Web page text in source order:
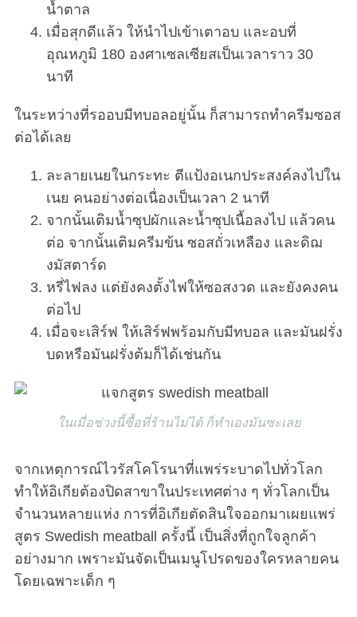
น้ำตาล
เมื่อสุกดีแล้ว ให้นำไปเข้าเตาอบ และอบที่
อุณหภูมิ 180 องศาเซลเซียสเป็นเวลาราว 30
นาที
ในระหว่างที่รออบมีทบอลอยู่นั้น ก็สามารถทำครีมซอส
ต่อได้เลย
ละลายเนยในกระทะ ตีแป้งอเนกประสงค์ลงไปใน
เนย คนอย่างต่อเนื่องเป็นเวลา 2 นาที
จากนั้นเติมน้ำซุปผักและน้ำซุปเนื้อลงไป แล้วคน
ต่อ จากนั้นเติมครีมข้น ซอสถั่วเหลือง และดิฌ
งมัสตาร์ด
หรี่ไฟลง แต่ยังคงตั้งไฟให้ซอสงวด และยังคงคน
ต่อไป
เมื่อจะเสิร์ฟ ให้เสิร์ฟพร้อมกับมีทบอล และมันฝรั่ง
บดหรือมันฝรั่งต้มก็ได้เช่นกัน
ในเมื่อช่วงนี้ซื้อที่ร้านไม่ได้ ก็ทำเองมันซะเลย
จากเหตุการณ์ไวรัสโคโรนาที่แพร่ระบาดไปทั่วโลก
ทำให้อิเกียต้องปิดสาขาในประเทศต่าง ๆ ทั่วโลกเป็น
จำนวนหลายแห่ง การที่อิเกียตัดสินใจออกมาเผยแพร่
สูตร Swedish meatball ครั้งนี้ เป็นสิ่งที่ถูกใจลูกค้า
อย่างมาก เพราะมันจัดเป็นเมนูโปรดของใครหลายคน
โดยเฉพาะเด็ก ๆ
e
a
c
h
o
r